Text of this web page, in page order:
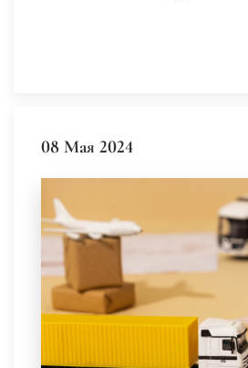
08 Мая 2024